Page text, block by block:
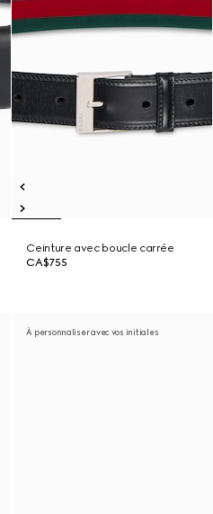
Ceinture avec boucle carrée
CA$755
À personnaliser avec vos initiales